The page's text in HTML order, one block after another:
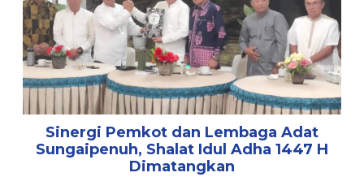
Sinergi Pemkot dan Lembaga Adat
Sungaipenuh, Shalat Idul Adha 1447 H
Dimatangkan